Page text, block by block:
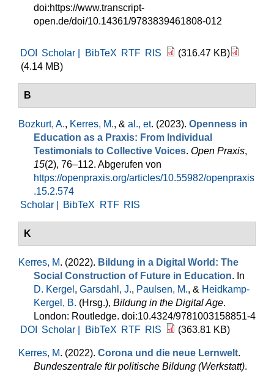
doi:https://www.transcript-
open.de/doi/10.14361/9783839461808-012
DOI Scholar | BibTeX RTF RIS
(316.47 KB)
(4.14 MB)
B
Bozkurt, A., Kerres, M., & al., et. (2023). Openness in
Education as a Praxis: From Individual
Testimonials to Collective Voices. Open Praxis,
15(2), 76–112. Abgerufen von
https://openpraxis.org/articles/10.55982/openpraxis
.15.2.574
Scholar |
BibTeX RTF RIS
K
Kerres, M. (2022). Bildung in a Digital World: The
Social Construction of Future in Education. In
D. Kergel , Garsdahl, J., Paulsen, M., & Heidkamp-
Kergel, B. (Hrsg.), Bildung in the Digital Age.
London: Routledge. doi:10.4324/9781003158851-4
DOI
Scholar | BibTeX RTF RIS (363.81 KB)
Kerres, M. (2022). Corona und die neue Lernwelt.
Bundeszentrale für politische Bildung (Werkstatt).